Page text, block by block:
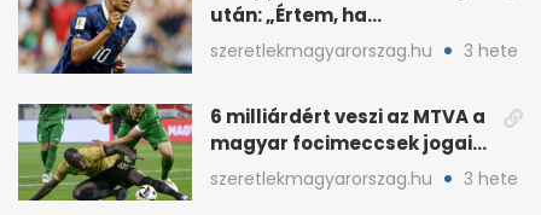
után: „Értem, ha
pofátlanságnak tűnt”
szeretlekmagyarorszag.hu 3 hete
6 milliárdért veszi az MTVA a
magyar focimeccsek jogait
a 2026–27-es idényre
szeretlekmagyarorszag.hu 3 hete